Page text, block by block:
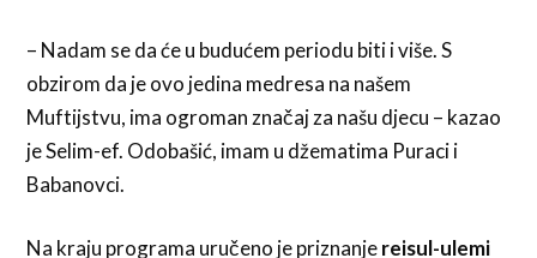
– Nadam se da će u budućem periodu biti i više. S
obzirom da je ovo jedina medresa na našem
Muftijstvu, ima ogroman značaj za našu djecu – kazao
je Selim-ef. Odobašić, imam u džematima Puraci i
Babanovci.
Na kraju programa uručeno je priznanjereisul-ulemi